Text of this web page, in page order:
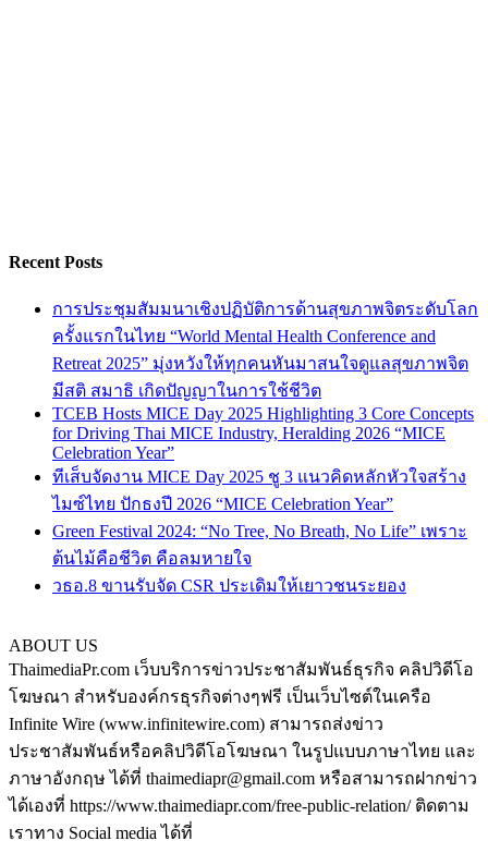
Recent Posts
การประชุมสัมมนาเชิงปฏิบัติการด้านสุขภาพจิตระดับโลก
ครั้งแรกในไทย “World Mental Health Conference and
Retreat 2025” มุ่งหวังให้ทุกคนหันมาสนใจดูแลสุขภาพจิต
มีสติ สมาธิ เกิดปัญญาในการใช้ชีวิต
TCEB Hosts MICE Day 2025 Highlighting 3 Core Concepts
for Driving Thai MICE Industry, Heralding 2026 “MICE
Celebration Year”
ทีเส็บจัดงาน MICE Day 2025 ชู 3 แนวคิดหลักหัวใจสร้าง
ไมซ์ไทย ปักธงปี 2026 “MICE Celebration Year”
Green Festival 2024: “No Tree, No Breath, No Life” เพราะ
ต้นไม้คือชีวิต คือลมหายใจ
วธอ.8 ขานรับจัด CSR ประเดิมให้เยาวชนระยอง
ABOUT US
ThaimediaPr.com เว็บบริการข่าวประชาสัมพันธ์ธุรกิจ คลิปวิดีโอ
โฆษณา สำหรับองค์กรธุรกิจต่างๆฟรี เป็นเว็บไซต์ในเครือ
Infinite Wire (www.infinitewire.com) สามารถส่งข่าว
ประชาสัมพันธ์หรือคลิปวิดีโอโฆษณา ในรูปแบบภาษาไทย และ
ภาษาอังกฤษ ได้ที่ thaimediapr@gmail.com หรือสามารถฝากข่าว
ได้เองที่ https://www.thaimediapr.com/free-public-relation/ ติดตาม
เราทาง Social media ได้ที่